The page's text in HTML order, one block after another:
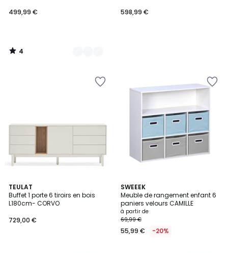
499,99 €
4
/
598,99 €
TEULAT
Buffet 1 porte 6 tiroirs en bois
L180cm- CORVO
729,00 €
3
Couleurs
SWEEEK
Meuble de rangement enfant 6
paniers velours CAMILLE
à partir de
69,99 €
55,99 € -20%
4
/
5
3
Couleurs